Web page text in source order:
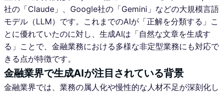
社の「Claude」、Google社の「Gemini」などの大規模言語
モデル（LLM）です。これまでのAIが「正解を分類する」こ
とに優れていたのに対し、生成AIは「自然な文章を生成す
る」ことで、金融業務における多様な非定型業務にも対応で
きる点が特徴です。
金融業界で生成AIが注目されている背景
金融業界では、業務の属人化や慢性的な人材不足が深刻化し